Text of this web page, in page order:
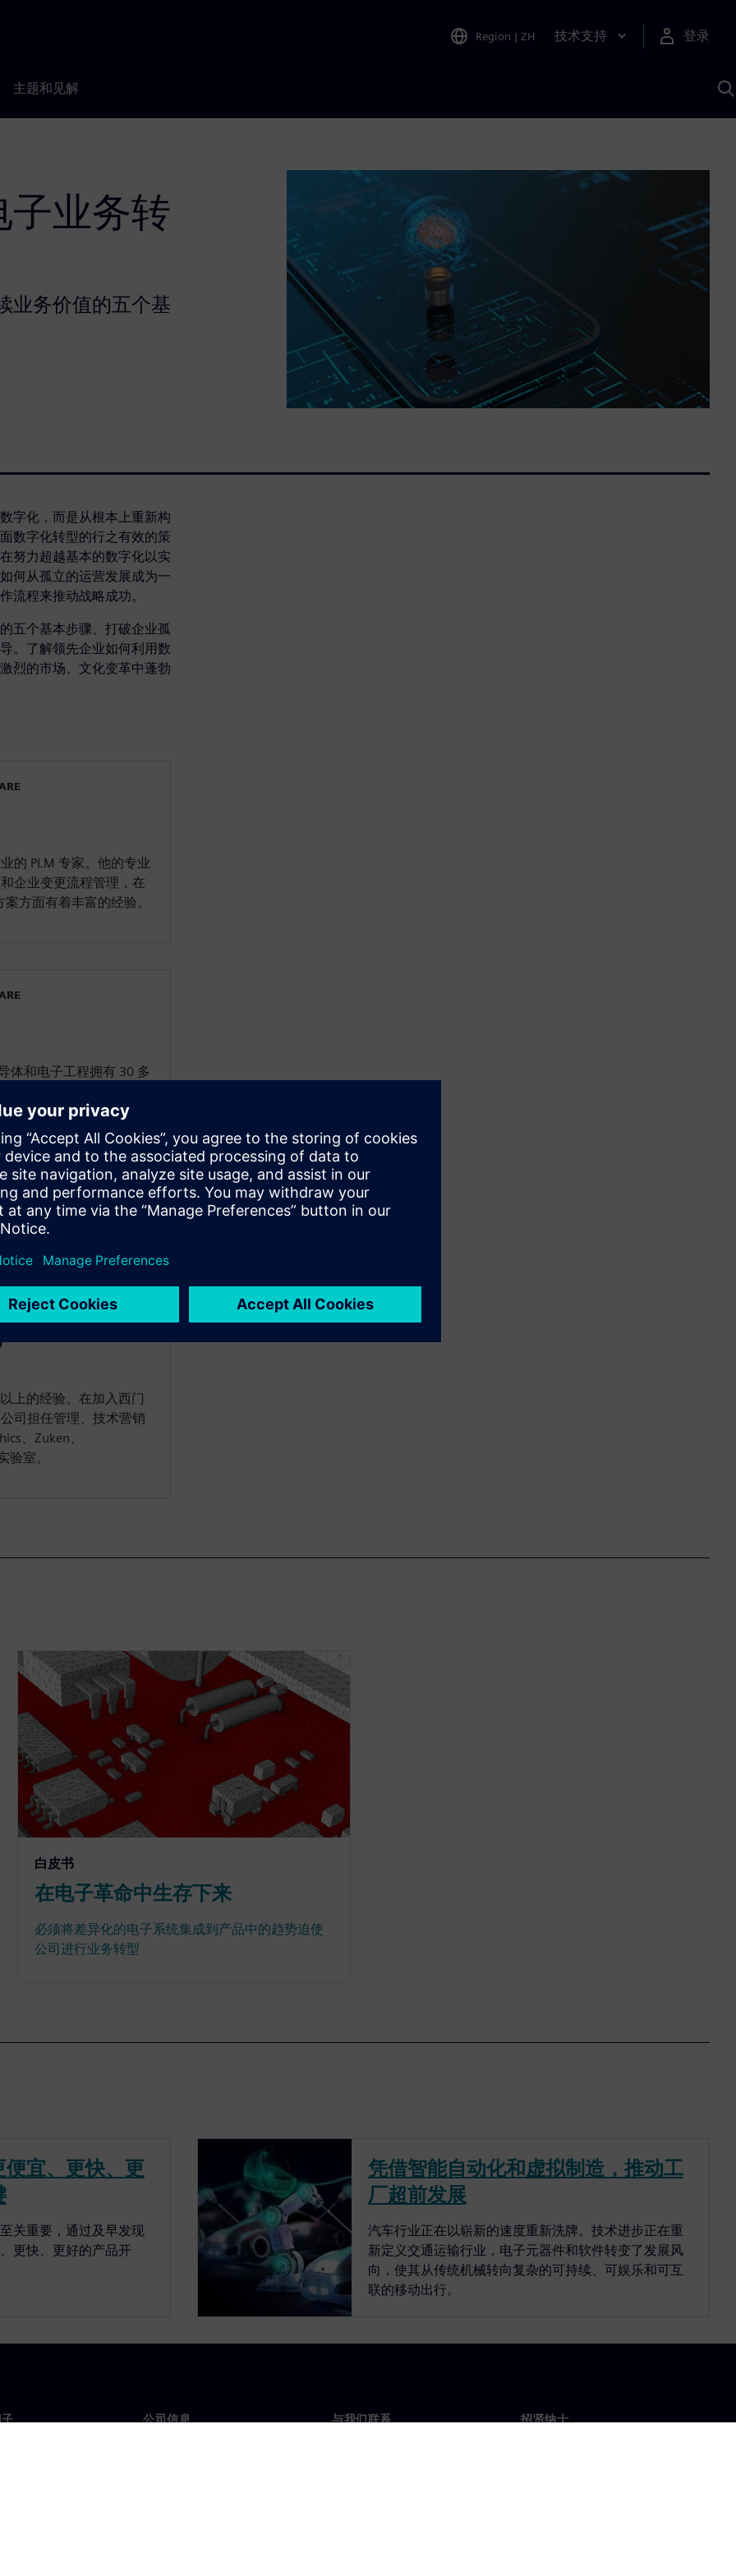
Region | ZH 技术支持 登录
主题和见解
业务转
业务价值的五个基
字化，而是从根本上重新构
数字化转型的行之有效的策
努力超越基本的数字化以实
何从孤立的运营发展成为一
流程来推动战略成功。
五个基本步骤、打破企业孤
。了解领先企业如何利用数
烈的市场、文化变革中蓬勃
的 PLM 专家。他的专业
企业变更流程管理，在
方面有着丰富的经验。
体和电子工程拥有 30 多
果、华为、EDA 软件公
）以及初创公司工
业服务职位。波特在数
验，无论是在客户一
主管职责是领导行业思
品诉求、以及为西门子
解决方案。
上的经验。在加入西门
司担任管理、技术营销
、Zuken、
验室。
白皮书
在电子革命中生存下来
必须将差异化的电子系统集成到产品中的趋势迫使
公司进行业务转型
宜、更快、更
关重要，通过及早发现
更快、更好的产品开
凭借智能自动化和虚拟制造，推动工
厂超前发展
汽车行业正在以崭新的速度重新洗牌。技术进步正在重
新定义交通运输行业，电子元器件和软件转变了发展风
向，使其从传统机械转向复杂的可持续、可娱乐和可互
联的移动出行。
公司信息 与我们联系 招贤纳士